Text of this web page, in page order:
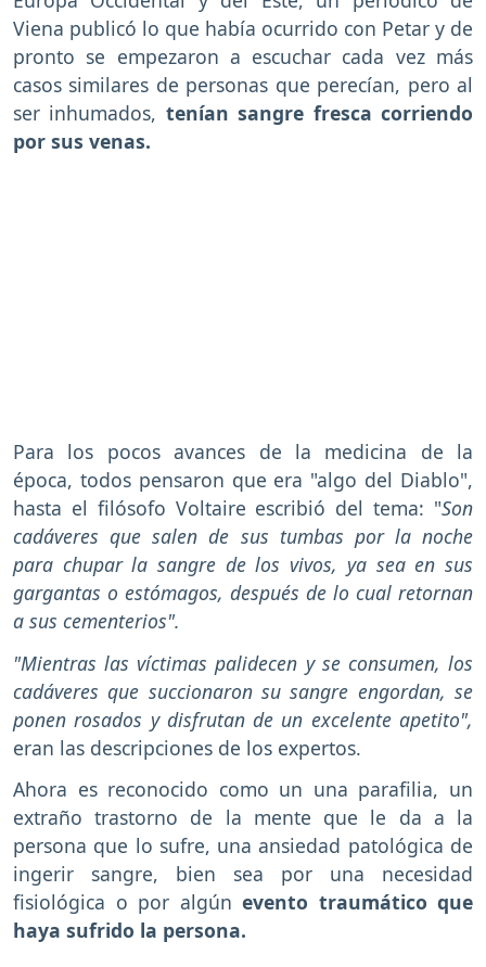
Viena publicó lo que había ocurrido con Petar y de
pronto se empezaron a escuchar cada vez más
casos similares de personas que perecían, pero al
ser inhumados, tenían sangre fresca corriendo
por sus venas.
Para los pocos avances de la medicina de la
época, todos pensaron que era "algo del Diablo",
hasta el filósofo Voltaire escribió del tema: "Son
cadáveres que salen de sus tumbas por la noche
para chupar la sangre de los vivos, ya sea en sus
gargantas o estómagos, después de lo cual retornan
a sus cementerios".
"Mientras las víctimas palidecen y se consumen, los
cadáveres que succionaron su sangre engordan, se
ponen rosados y disfrutan de un excelente apetito",
eran las descripciones de los expertos.
Ahora es reconocido como un una parafilia, un
extraño trastorno de la mente que le da a la
persona que lo sufre, una ansiedad patológica de
ingerir sangre, bien sea por una necesidad
fisiológica o por algún evento traumático que
haya sufrido la persona.